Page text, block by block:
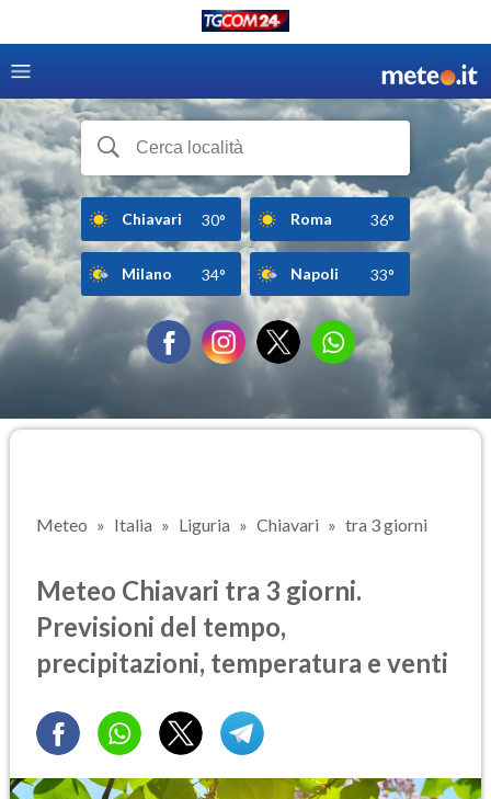
Chiavari 30° Roma 36°
Milano 34° Napoli 33°
Meteo Italia Liguria Chiavari tra 3 giorni
Meteo Chiavari tra 3 giorni.
Previsioni del tempo,
precipitazioni, temperatura e venti